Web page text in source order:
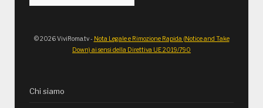
© 2026 ViviRoma.tv - Nota Legale e Rimozione Rapida (Notice and Take
Down) ai sensi della Direttiva UE 2019/790
Chi siamo